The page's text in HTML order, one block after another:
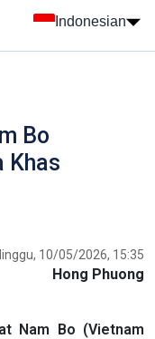
Indonesian
Bo
Khas
10/05/2026, 15:35
Hong Phuong
Nam Bo (Vietnam